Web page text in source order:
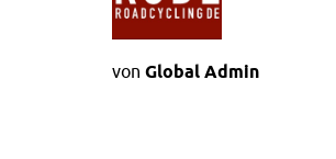
von Global Admin